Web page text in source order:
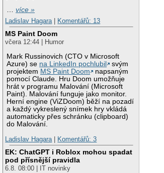
…více »
Ladislav Hagara
Komentářů: 13
MS Paint Doom
včera 12:44 | Humor
Mark Russinovich (CTO v Microsoft
Azure) se na LinkedIn pochlubil
svým
projektem MS Paint Doom
napsaným
pomocí Claude. Hru Doom umožňuje
hrát v programu Malování (Microsoft
Paint). Malování funguje jako monitor.
Herní engine (ViZDoom) běží na pozadí
a každý vykreslený snímek hry vkládá
automaticky přes schránku (clipboard)
do Malování.
Ladislav Hagara
Komentářů: 3
EK: ChatGPT i Roblox mohou spadat
pod přísnější pravidla
6.8. 08:00 | IT novinky